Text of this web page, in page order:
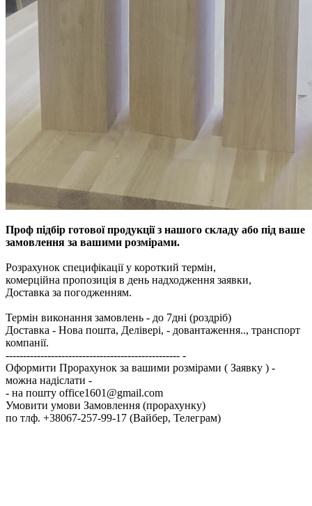
Проф підбір готової продукції з нашого складу або під ваше
замовлення за вашими розмірами.
Розрахунок специфікації у короткий термін,
комерційна пропозиція в день надходження заявки,
Доставка за погодженням.
Термін виконання замовлень - до 7дні (роздріб)
Доставка - Нова пошта, Делівері, - довантаження.., транспорт
компанії.
-------------------------------------------------- -
Оформити Прорахунок за вашими розмірами ( Заявку ) -
можна надіслати -
- на пошту office1601@gmail.com
Умовити умови Замовлення (прорахунку)
по тлф. +38067-257-99-17 (Вайбер, Телеграм)